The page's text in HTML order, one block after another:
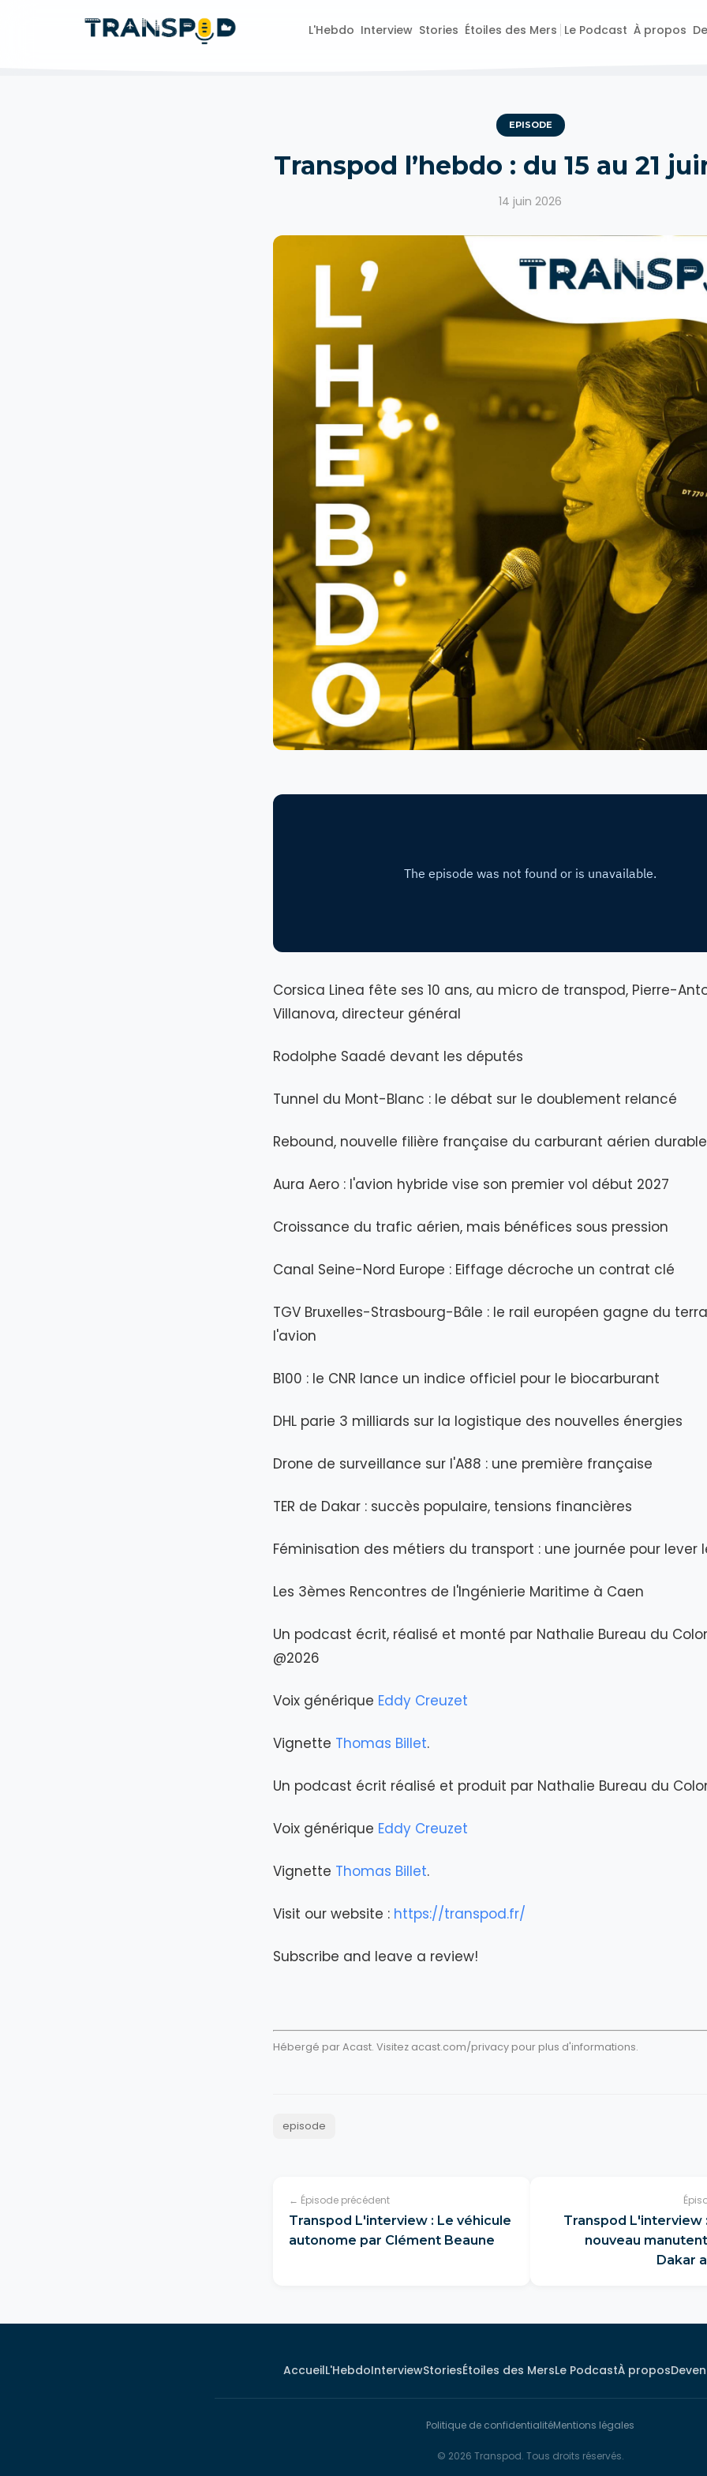
L'Hebdo Interview Stories Étoiles des Mers Le Podcast À propos
EPISODE
Transpod l’hebdo : du 15 au 21
14 juin 2026
Corsica Linea fête ses 10 ans, au micro de transpod, Pierre-
Villanova, directeur général
Rodolphe Saadé devant les députés
Tunnel du Mont-Blanc : le débat sur le doublement relancé
Rebound, nouvelle filière française du carburant aérien durable
Aura Aero : l'avion hybride vise son premier vol début 2027
Croissance du trafic aérien, mais bénéfices sous pression
Canal Seine-Nord Europe : Eiffage décroche un contrat clé
TGV Bruxelles-Strasbourg-Bâle : le rail européen gagne du
l'avion
B100 : le CNR lance un indice officiel pour le biocarburant
DHL parie 3 milliards sur la logistique des nouvelles énergies
Drone de surveillance sur l'A88 : une première française
TER de Dakar : succès populaire, tensions financières
Féminisation des métiers du transport : une journée pour lever
Les 3èmes Rencontres de l'Ingénierie Maritime à Caen
Un podcast écrit, réalisé et monté par Nathalie Bureau du
@2026
Voix générique Eddy Creuzet
Vignette Thomas Billet.
Un podcast écrit réalisé et produit par Nathalie Bureau du
Voix générique Eddy Creuzet
Vignette Thomas Billet.
Visit our website : https://transpod.fr/
Subscribe and leave a review!
Hébergé par Acast. Visitez acast.com/privacy pour plus d'informations.
episode
← Épisode précédent
Transpod L'interview : Le véhicule
autonome par Clément Beaune
Transpod L'interview
nouveau
Dakar
AccueilL'HebdoInterviewStoriesÉtoiles des MersLe PodcastÀ propos
Politique de confidentialitéMentions légales
© 2026 Transpod. Tous droits réservés.